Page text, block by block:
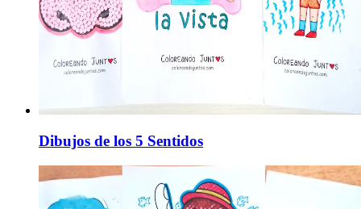
Dibujos de los 5 Sentidos